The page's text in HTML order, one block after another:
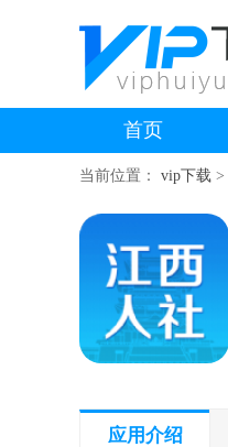
首页
当前位置： vip下载 >
应用介绍